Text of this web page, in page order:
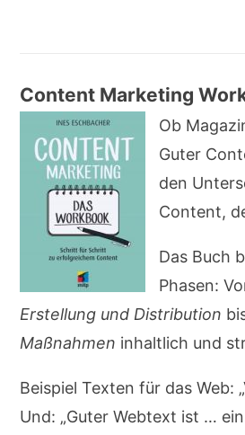
Content Marketing
Ob
Guter
den
Content,
Das Buch
Phasen:
Erstellung und Distribution
Maßnahmen inhaltlich und
Beispiel Texten für das Web:
Und: „Guter Webtext ist …